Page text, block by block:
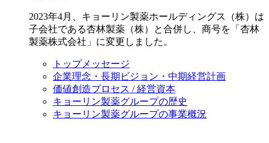
2023年4月、キョーリン製薬ホールディングス（株）は
子会社である杏林製薬（株）と合併し、商号を「杏林
製薬株式会社」に変更しました。
トップメッセージ
企業理念・長期ビジョン・中期経営計画
価値創造プロセス / 経営資本
キョーリン製薬グループの歴史
キョーリン製薬グループの事業概況